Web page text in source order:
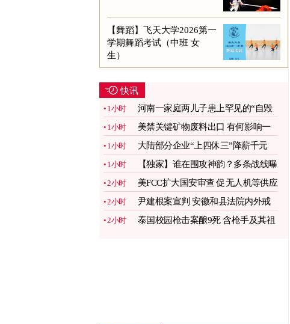
【舞蹈】飞天大学2026第一
学期舞蹈考试（中班 女
生）
快讯
1小时
河南一家庭两儿子患上罕见的“自毁
容貌症” 图
1小时
美禁关键矿物废料出口 有何影响一
文看懂 图
1小时
大陆部分企业“上四休三”降薪千元
引热议 图
1小时
【独家】谁在围攻神韵？多条战线曝
光
2小时
美FCC扩大国安审查 促无人机等供应
链本土化 图
2小时
尹建根案宣判 安徽和县法院内外戒
备森严 图
2小时
泰国校园枪击案酿9死 含枪手及其祖